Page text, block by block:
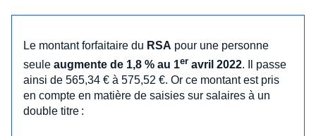
Le montant forfaitaire du RSA pour une personne
seule augmente de 1,8 % au 1er avril 2022. Il passe
ainsi de 565,34 € à 575,52 €. Or ce montant est pris
en compte en matière de saisies sur salaires à un
double titre :